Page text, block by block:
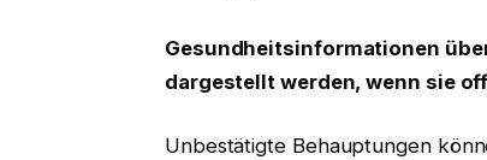
Gesundheitsinformationen
dargestellt werden, wenn sie
Unbestätigte Behauptungen